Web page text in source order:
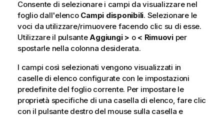
Consente di selezionare i campi da visualizzare nel
foglio dall'elenco Campi disponibili. Selezionare le
voci da utilizzare/rimuovere facendo clic su di esse.
Utilizzare il pulsanteAggiungi > o < Rimuoviper
spostarle nella colonna desiderata.
I campi così selezionati vengono visualizzati in
caselle di elenco configurate con le impostazioni
predefinite del foglio corrente. Per impostare le
proprietà specifiche di una casella di elenco, fare clic
con il pulsante destro del mouse sulla casella e